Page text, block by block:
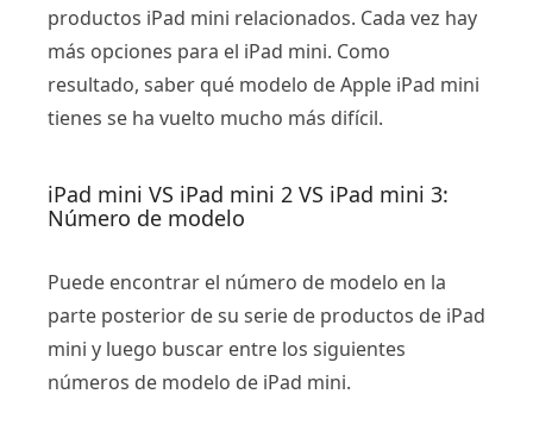
productos iPad mini relacionados. Cada vez hay
más opciones para el iPad mini. Como
resultado, saber qué modelo de Apple iPad mini
tienes se ha vuelto mucho más difícil.
iPad mini VS iPad mini 2 VS iPad mini 3:
Número de modelo
Puede encontrar el número de modelo en la
parte posterior de su serie de productos de iPad
mini y luego buscar entre los siguientes
números de modelo de iPad mini.